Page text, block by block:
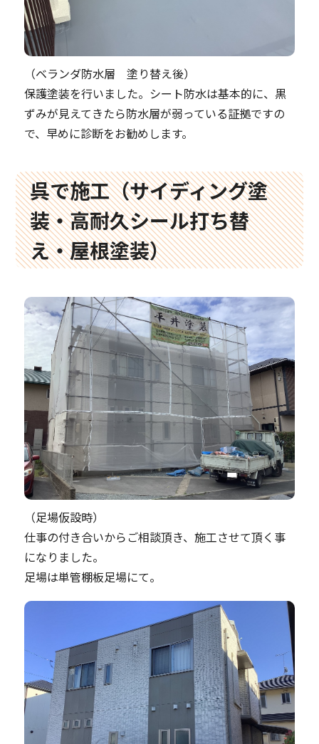
（ベランダ防水層 塗り替え後）
保護塗装を行いました。シート防水は基本的に、黒
ずみが見えてきたら防水層が弱っている証拠ですの
で、早めに診断をお勧めします。
呉で施工（サイディング塗
装・高耐久シール打ち替
え・屋根塗装）
（足場仮設時）
仕事の付き合いからご相談頂き、施工させて頂く事
になりました。
足場は単管棚板足場にて。